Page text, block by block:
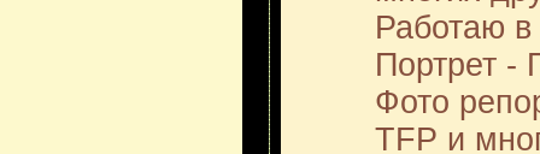
Работаю
Портрет -
Фото
TFP и